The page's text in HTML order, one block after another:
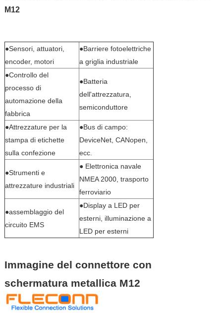
M12
●Sensori, attuatori,
encoder, motori
●Barriere fotoelettriche
a griglia industriale
●Controllo del
processo di
automazione della
fabbrica
●Batteria
dell'attrezzatura,
semiconduttore
●Attrezzature per la
stampa di etichette
sulla confezione
●Bus di campo:
DeviceNet, CANopen,
ecc.
●Strumenti e
attrezzature industriali
● Elettronica navale
NMEA 2000, trasporto
ferroviario
●assemblaggio del
circuito EMS
●Display a LED per
esterni, illuminazione a
LED per esterni
Immagine del connettore con
schermatura metallica M12